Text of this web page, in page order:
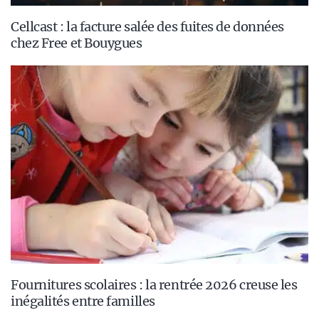
Cellcast : la facture salée des fuites de données
chez Free et Bouygues
Fournitures scolaires : la rentrée 2026 creuse les
inégalités entre familles